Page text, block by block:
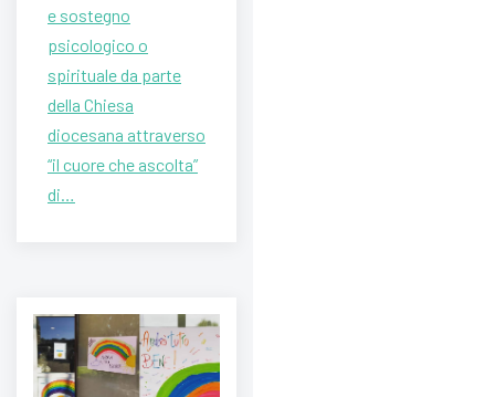
e sostegno
psicologico o
spirituale da parte
della Chiesa
diocesana attraverso
“il cuore che ascolta”
di…